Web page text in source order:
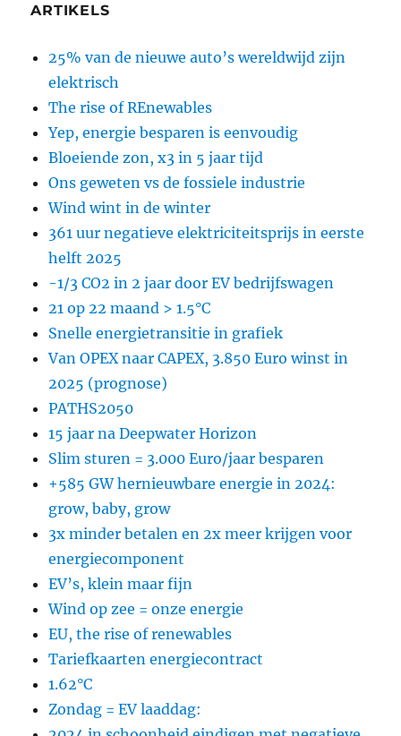
ARTIKELS
25% van de nieuwe auto’s wereldwijd zijn
elektrisch
The rise of REnewables
Yep, energie besparen is eenvoudig
Bloeiende zon, x3 in 5 jaar tijd
Ons geweten vs de fossiele industrie
Wind wint in de winter
361 uur negatieve elektriciteitsprijs in eerste
helft 2025
-1/3 CO2 in 2 jaar door EV bedrijfswagen
21 op 22 maand > 1.5°C
Snelle energietransitie in grafiek
Van OPEX naar CAPEX, 3.850 Euro winst in
2025 (prognose)
PATHS2050
15 jaar na Deepwater Horizon
Slim sturen = 3.000 Euro/jaar besparen
+585 GW hernieuwbare energie in 2024:
grow, baby, grow
3x minder betalen en 2x meer krijgen voor
energiecomponent
EV’s, klein maar fijn
Wind op zee = onze energie
EU, the rise of renewables
Tariefkaarten energiecontract
1.62°C
Zondag = EV laaddag: